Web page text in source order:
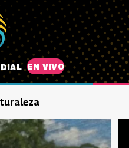
EN VIVO